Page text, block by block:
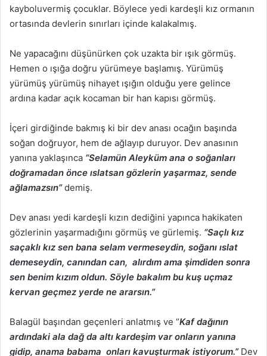
kayboluvermiş çocuklar. Böylece yedi kardeşli kız ormanın
ortasında devlerin sınırları içinde kalakalmış.
Ne yapacağını düşünürken çok uzakta bir ışık görmüş.
Hemen o ışığa doğru yürümeye başlamış. Yürümüş
yürümüş yürümüş nihayet ışığın olduğu yere gelince
ardına kadar açık kocaman bir han kapısı görmüş.
İçeri girdiğinde bakmış ki bir dev anası ocağın başında
soğan doğruyor, hem de ağlayıp duruyor. Dev anasının
yanına yaklaşınca “Selamün Aleyküm ana o soğanları
doğramadan önce ıslatsan gözlerin yaşarmaz, sende
ağlamazsın”demiş.
Dev anası yedi kardeşli kızın dediğini yapınca hakikaten
gözlerinin yaşarmadığını görmüş ve gürlemiş. “Saçlı kız
saçaklı kız sen bana selam vermeseydin, soğanı ıslat
demeseydin, canından can, alırdım ama şimdiden sonra
sen benim kızım oldun. Söyle bakalım bu kuş uçmaz
kervan geçmez yerde ne ararsın.”
Balagül başından geçenleri anlatmış ve “Kaf dağının
ardındaki ala dağ da altı kardeşim var onların yanına
gidip, anama babama onları kavuşturmak istiyorum.”Dev